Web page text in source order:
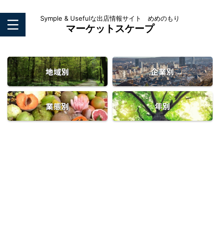
Symple & Usefulな出店情報サイト めめのもり
マーケットスケープ
地域別 企業別
業態別 年別